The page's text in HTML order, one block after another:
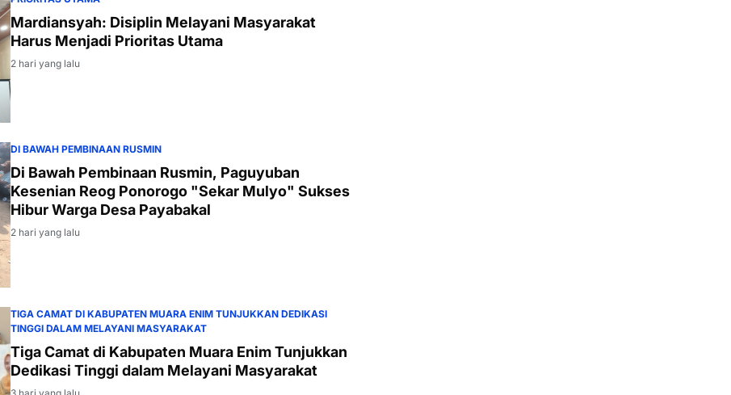
Mardiansyah: Disiplin Melayani Masyarakat
Harus Menjadi Prioritas Utama
2 hari yang lalu
DI BAWAH PEMBINAAN RUSMIN
Di Bawah Pembinaan Rusmin, Paguyuban
Kesenian Reog Ponorogo "Sekar Mulyo" Sukses
Hibur Warga Desa Payabakal
2 hari yang lalu
TIGA CAMAT DI KABUPATEN MUARA ENIM TUNJUKKAN DEDIKASI
TINGGI DALAM MELAYANI MASYARAKAT
Tiga Camat di Kabupaten Muara Enim Tunjukkan
Dedikasi Tinggi dalam Melayani Masyarakat